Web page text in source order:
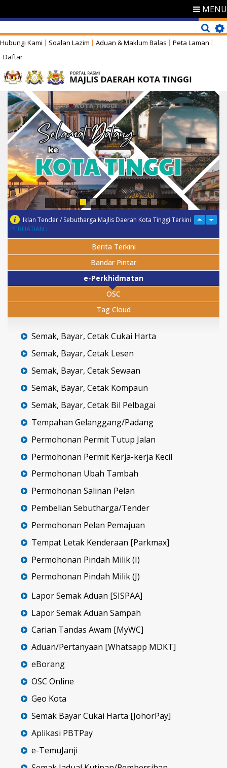
MENU
Hubungi Kami Soalan Lazim Aduan & Maklum Balas
Peta Laman
Daftar
PERHATIAN :
Iklan Tender / Sebutharga Majlis Daerah Kota Tinggi Terkini
Berita Terkini
Bandar Pintar
e-Perkhidmatan
OSC
Tag Cloud
Semak, Bayar, Cetak Cukai Harta
Semak, Bayar, Cetak Lesen
Semak, Bayar, Cetak Sewaan
Semak, Bayar, Cetak Kompaun
Semak, Bayar, Cetak Bil Pelbagai
Tempahan Gelanggang/Padang
Permohonan Permit Tutup Jalan
Permohonan Permit Kerja-kerja Kecil
Permohonan Ubah Tambah
Permohonan Salinan Pelan
Pembelian Sebutharga/Tender
Permohonan Pelan Pemajuan
Tempat Letak Kenderaan [Parkmax]
Permohonan Pindah Milik (I)
Permohonan Pindah Milik (J)
Lapor Semak Aduan [SISPAA]
Lapor Semak Aduan Sampah
Carian Tandas Awam [MyWC]
Aduan/Pertanyaan [Whatsapp MDKT]
eBorang
OSC Online
Geo Kota
Semak Bayar Cukai Harta [JohorPay]
Aplikasi PBTPay
e-TemuJanji